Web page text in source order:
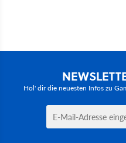
Hol' dir die neuesten Infos zu